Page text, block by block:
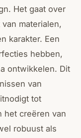
Het gaat over
materialen,
karakter. Een
hebben,
ontwikkelen. Dit
van
tot
het creëren van
robuust als